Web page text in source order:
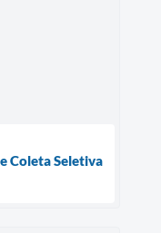
Coleta Seletiva